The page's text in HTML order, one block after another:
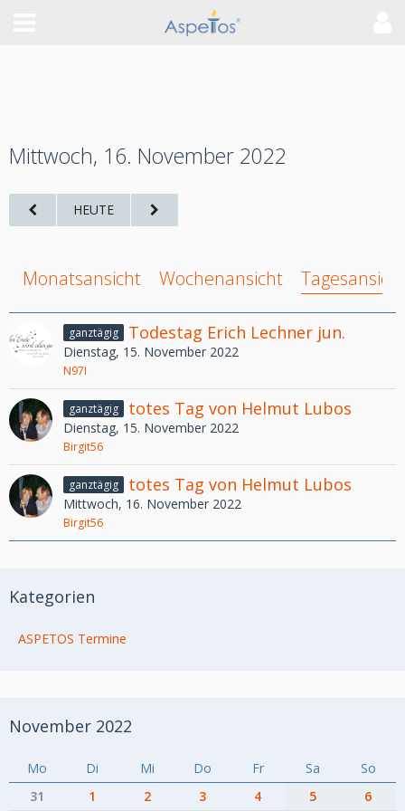
Mittwoch, 16. November 2022
HEUTE
Monatsansicht Wochenansicht Tagesansicht
ganztägig Todestag Erich Lechner jun.
Dienstag, 15. November 2022
N97I
ganztägig totes Tag von Helmut Lubos
Dienstag, 15. November 2022
Birgit56
ganztägig totes Tag von Helmut Lubos
Mittwoch, 16. November 2022
Birgit56
Kategorien
ASPETOS Termine
November 2022
Mo Di Mi Do Fr Sa
So
31
1 2 3 4 5 6